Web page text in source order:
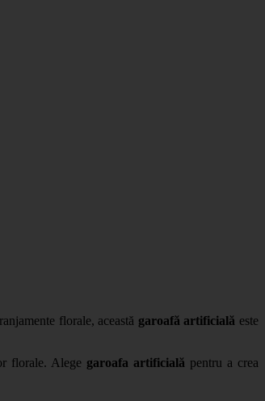
florale, această garoafă artificială este
florale. Alege garoafa artificială pentru a crea